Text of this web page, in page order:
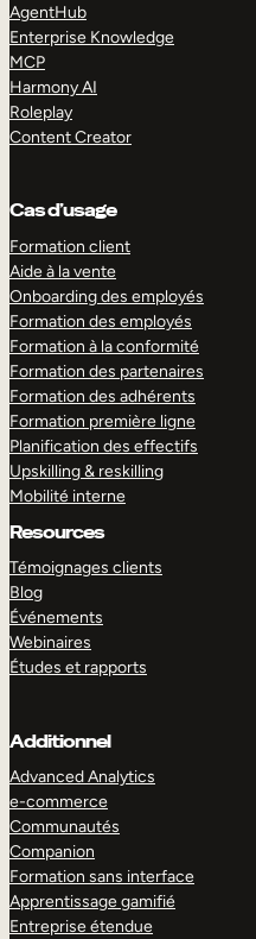
AgentHub
Enterprise Knowledge
MCP
Harmony AI
Roleplay
Content Creator
Cas d’usage
Formation client
Aide à la vente
Onboarding des employés
Formation des employés
Formation à la conformité
Formation des partenaires
Formation des adhérents
Formation première ligne
Planification des effectifs
Upskilling & reskilling
Mobilité interne
Resources
Témoignages clients
Blog
Événements
Webinaires
Études et rapports
Additionnel
Advanced Analytics
e-commerce
Communautés
Companion
Formation sans interface
Apprentissage gamifié
Entreprise étendue